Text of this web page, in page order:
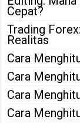
Cepat?
Trading
Realitas
Cara
Cara
Cara
Cara